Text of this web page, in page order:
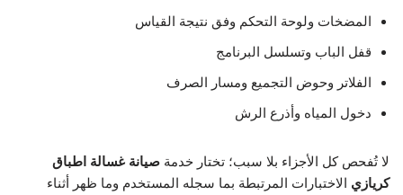
المضخات ولوحة التحكم وفق نتيجة القياس
قفل الباب وتسلسل البرنامج
الفلاتر وحوض التجميع ومسار الصرف
دخول المياه وأذرع الرش
لا تُفحص كل الأجزاء بلا سبب؛ تختار خدمة صيانة غسالة اطباق
كريازي الاختبارات المرتبطة بما سجله المستخدم وما ظهر أثناء